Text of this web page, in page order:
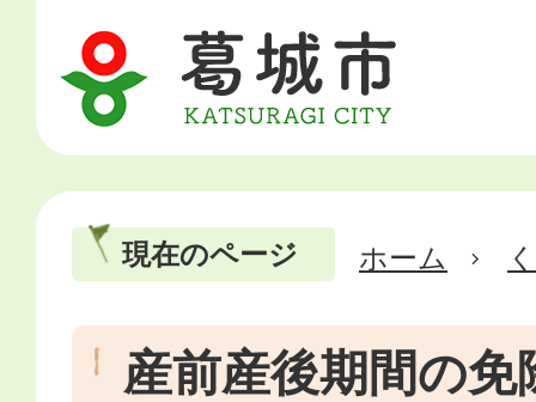
現在のページ ホーム
産前産後期間の免